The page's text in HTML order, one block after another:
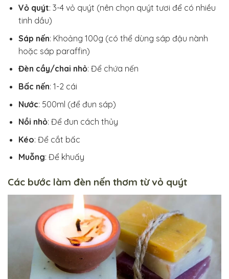
Vỏ quýt: 3-4 vỏ quýt (nên chọn quýt tươi để có nhiều
tinh dầu)
Sáp nến: Khoảng 100g (có thể dùng sáp đậu nành
hoặc sáp paraffin)
Đèn cầy/chai nhỏ: Để chứa nến
Bấc nến: 1-2 cái
Nước: 500ml (để đun sáp)
Nồi nhỏ: Để đun cách thủy
Kéo: Để cắt bấc
Muỗng: Để khuấy
Các bước làm đèn nến thơm từ vỏ quýt